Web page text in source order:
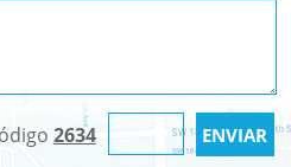
2634